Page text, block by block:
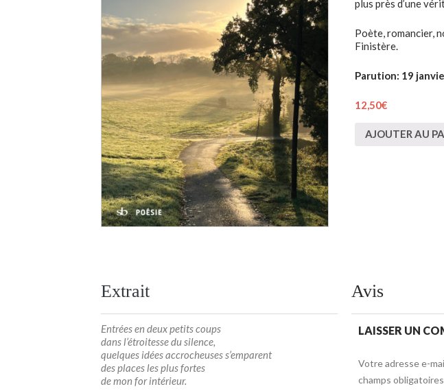
plus près d’une
Poète, romancier,
Finistère.
Parution: 19
12,50€
AJOUTER AU
Extrait
Entrées en deux petits coups
dans l’étroitesse du silence,
quelques idées accrocheuses s’emparent
des places les plus fortes
de mon for intérieur.
Avis
LAISSER UN
Votre adresse e-
champs